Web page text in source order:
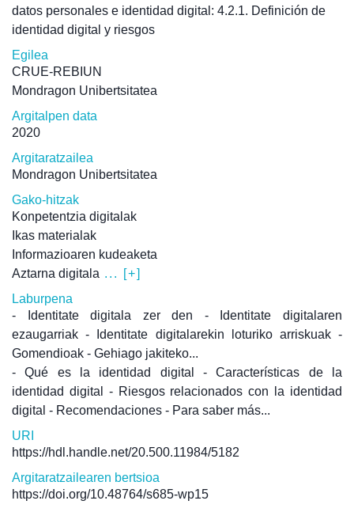
datos personales e identidad digital: 4.2.1. Definición de
identidad digital y riesgos
Egilea
CRUE-REBIUN
Mondragon Unibertsitatea
Argitalpen data
2020
Argitaratzailea
Mondragon Unibertsitatea
Gako-hitzak
Konpetentzia digitalak
Ikas materialak
Informazioaren kudeaketa
Aztarna digitala ... [+]
Laburpena
- Identitate digitala zer den - Identitate digitalaren
ezaugarriak - Identitate digitalarekin loturiko arriskuak -
Gomendioak - Gehiago jakiteko...
- Qué es la identidad digital - Características de la
identidad digital - Riesgos relacionados con la identidad
digital - Recomendaciones - Para saber más...
URI
https://hdl.handle.net/20.500.11984/5182
Argitaratzailearen bertsioa
https://doi.org/10.48764/s685-wp15